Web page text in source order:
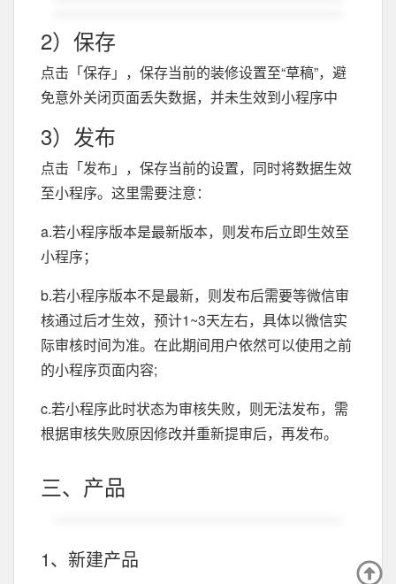
2）保存
点击「保存」，保存当前的装修设置至“草稿”，避
免意外关闭页面丢失数据，并未生效到小程序中
3）发布
点击「发布」，保存当前的设置，同时将数据生效
至小程序。这里需要注意：
a.若小程序版本是最新版本，则发布后立即生效至
小程序；
b.若小程序版本不是最新，则发布后需要等微信审
核通过后才生效，预计1~3天左右，具体以微信实
际审核时间为准。在此期间用户依然可以使用之前
的小程序页面内容;
c.若小程序此时状态为审核失败，则无法发布，需
根据审核失败原因修改并重新提审后，再发布。
三、产品
1、新建产品